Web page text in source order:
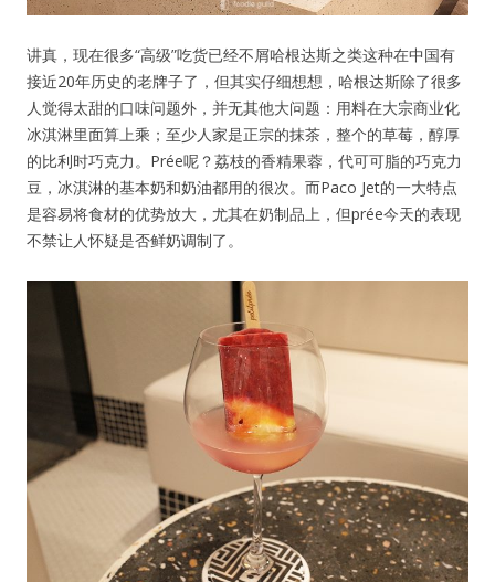
讲真，现在很多“高级”吃货已经不屑哈根达斯之类这种在中国有
接近20年历史的老牌子了，但其实仔细想想，哈根达斯除了很多
人觉得太甜的口味问题外，并无其他大问题：用料在大宗商业化
冰淇淋里面算上乘；至少人家是正宗的抹茶，整个的草莓，醇厚
的比利时巧克力。Prée呢？荔枝的香精果蓉，代可可脂的巧克力
豆，冰淇淋的基本奶和奶油都用的很次。而Paco Jet的一大特点
是容易将食材的优势放大，尤其在奶制品上，但prée今天的表现
不禁让人怀疑是否鲜奶调制了。